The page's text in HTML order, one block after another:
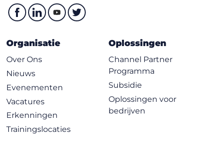
Organisatie
Over Ons
Nieuws
Evenementen
Vacatures
Erkenningen
Trainingslocaties
Oplossingen
Channel Partner
Programma
Subsidie
Oplossingen voor
bedrijven